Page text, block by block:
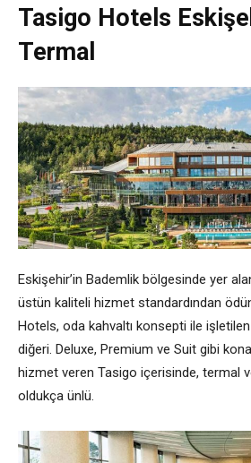
Tasigo Hotels
Termal
Eskişehir’in Bademlik bölgesinde yer
üstün kaliteli hizmet standardından
Hotels, oda kahvaltı konsepti ile
diğeri. Deluxe, Premium ve Suit gibi
hizmet veren Tasigo içerisinde, termal
oldukça ünlü.